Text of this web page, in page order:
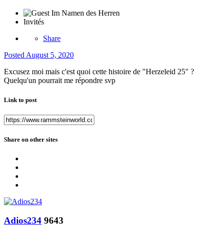
Invités
Share
PostedAugust 5, 2020
Excusez moi mais c'est quoi cette histoire de "Herzeleid 25" ?
Quelqu'un pourrait me répondre svp
Link to post
Share on other sites
Adios234 9643